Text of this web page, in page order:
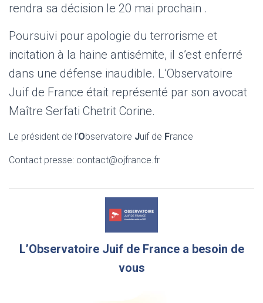
rendra sa décision le 20 mai prochain .
Poursuivi pour apologie du terrorisme et
incitation à la haine antisémite, il s’est enferré
dans une défense inaudible. L’Observatoire
Juif de France était représenté par son avocat
Maître Serfati Chetrit Corine.
Le président de l’Observatoire Juif de France
Contact presse: contact@ojfrance.fr
L’Observatoire Juif de France a besoin de
vous